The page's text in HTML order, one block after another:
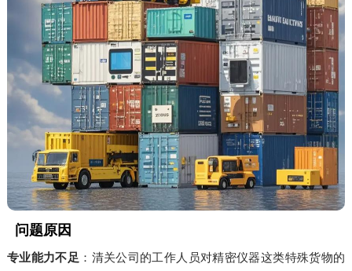
问题原因
专业能力不足 ：清关公司的工作人员对精密仪器这类特殊货物的